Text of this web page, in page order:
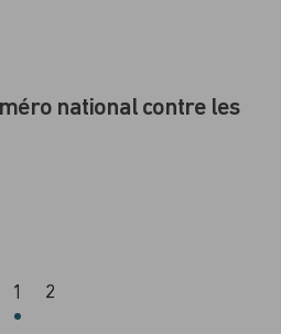
national contre les
1 2